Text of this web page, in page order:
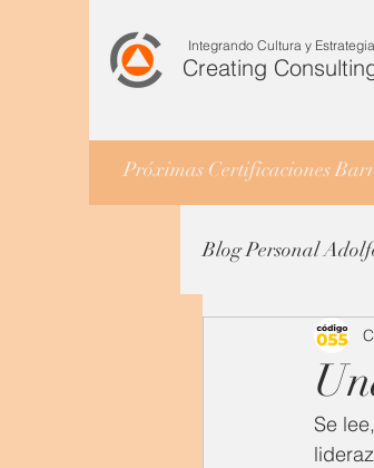
Integrando Cultura y Estrategia
Creating
Próximas Certificaciones
Blog Personal
Se